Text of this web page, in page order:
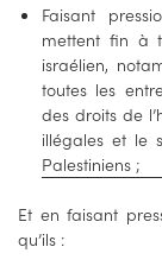
Faisant
mettent fin à
israélien,
toutes les
des droits de
illégales et le
Palestiniens ;
Et en faisant
qu’ils :